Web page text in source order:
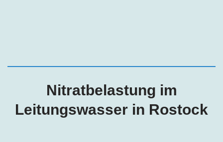
Nitratbelastung im
Leitungswasser in Rostock